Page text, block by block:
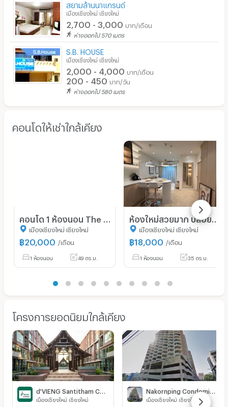
สยามล้านนาแกรนด์
เมืองเชียงใหม่ เชียงใหม่
2,700 - 3,000 บาท/เดือน
ห่างออกไป 570 เมตร
S.B. HOUSE
เมืองเชียงใหม่ เชียงใหม่
2,000 - 4,000 บาท/เดือน
200 - 450 บาท/วัน
ห่างออกไป 580 เมตร
คอนโดให้เช่าใกล้เคียง
เมืองเชียงใหม่ เชียงใหม่
฿20,000 /เดือน
1 ห้องนอน 49 ตร.ม.
เมืองเชียงใหม่ เชียงใหม่
฿18,000 /เดือน
1 ห้องนอน 35 ตร.ม.
โครงการยอดนิยมใกล้เคียง
เมืองเชียงใหม่ เชียงใหม่ เมืองเชียงใหม่ เชียงใหม่